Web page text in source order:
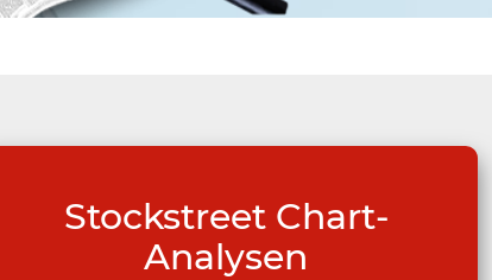
Stockstreet Chart-
Analysen